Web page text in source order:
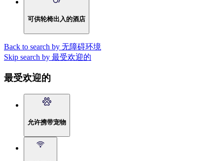
可供轮椅出入的酒店
Back to search by 无障碍环境
Skip search by 最受欢迎的
最受欢迎的
允许携带宠物